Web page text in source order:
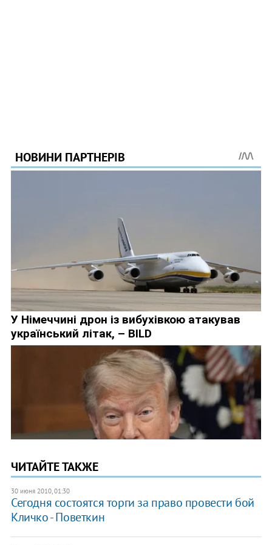
ЧИТАЙТЕ ТАКЖЕ
30 июня 2010, 01:30
Сегодня состоятся торги за право провести бой
Кличко - Поветкин